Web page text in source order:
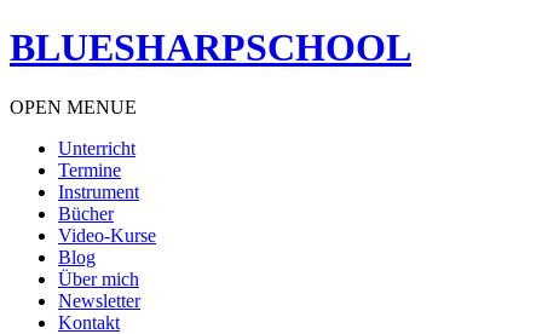
BLUESHARPSCHOOL
OPEN MENUE
Unterricht
Termine
Instrument
Bücher
Video-Kurse
Blog
Über mich
Newsletter
Kontakt